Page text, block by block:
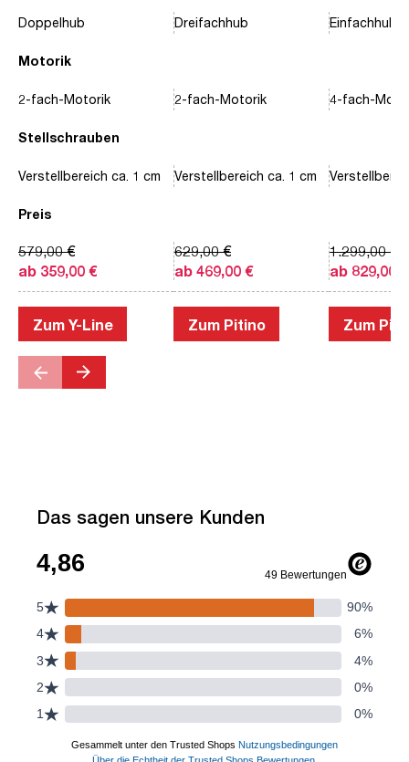
Motorik
Stellschrauben
Preis
Doppelhub
2-fach-Motorik
Verstellbereich ca. 1 cm
ab 359,00 €
579,00 €
Zum Y-Line
Dreifachhub
2-fach-Motorik
Verstellbereich ca. 1 cm
ab 469,00 €
629,00 €
Zum Pitino
Einfachhub
4-fach-
ab 829,00 €
1.299,00 €
Zum
Das sagen unsere Kunden